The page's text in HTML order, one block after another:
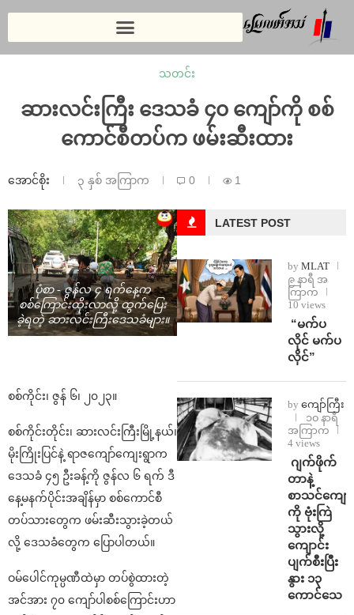
သတင်း
ဆားလင်းကြီး ဒေသခံ ၄၀ ကျော်ကို စစ်
ကောင်စီတပ်က ဖမ်းဆီးထား
အောင်စိုး ၃ နှစ် အကြာက 0 1
ပုံစာ - ဇွန်လ ၄ ရက်နေ့က
စစ်ကြောင်းထိုးလာလို့ ထွက်ပြေး
ခဲ့ရတဲ့ ဆားလင်းကြီးဒေသခံများ။
စစ်ကိုင်း၊ ဇွန် ၆၊ ၂၀၂၃။
စစ်ကိုင်းတိုင်း၊ ဆားလင်းကြီးမြို့နယ်၊
မိုးကြိုးပြင်နဲ့ ရာဇကျော်ကျေးရွာက
ဒေသခံ ၄၅ ဦးခန့်ကို ဇွန်လ ၆ ရက် ဒီ
နေ့မနက်ပိုင်းအချိန်မှာ စစ်ကောင်စီ
တပ်သားတွေက ဖမ်းဆီးသွားခဲ့တယ်
လို့ ဒေသခံတွေက ပြောပါတယ်။
ဝမ်ပေါင်ကုမ္ပဏီထဲမှာ တပ်စွဲထားတဲ့
အင်အား ၇၀ ကျော်ပါစစ်ကြောင်းဟာ
LATEST POST
by MLAT
၉ နာရီ အ
ကြာက
10 views
⁨ ⁨“မက်ပ
လိုင် မက်ပ
လိုင်”
by ကျော်ကြီး
၁၀ နာရီ
အကြာက
4 views
⁨⁩ ⁨ဂျက်ဖိုက်
တာနဲ့
စာသင်ကျော
ကို ဗုံးကြဲ
သွားလို့
ကျောင်း
ပျက်စီးပြီး
နွား ၁၃
ကောင်သေ